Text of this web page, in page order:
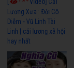
Lương Xưa : Đời Cô
Diễm - Vũ Linh Tài
Linh | cải lương xã hội
hay nhất